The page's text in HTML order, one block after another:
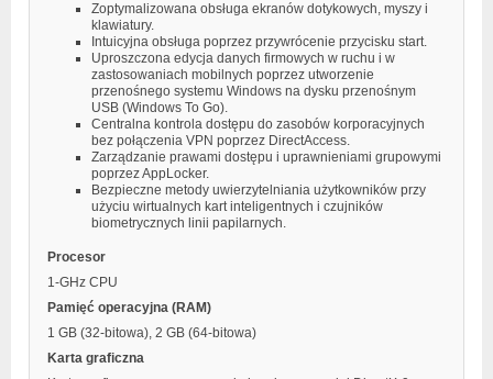
Zoptymalizowana obsługa ekranów dotykowych, myszy i
klawiatury.
Intuicyjna obsługa poprzez przywrócenie przycisku start.
Uproszczona edycja danych firmowych w ruchu i w
zastosowaniach mobilnych poprzez utworzenie
przenośnego systemu Windows na dysku przenośnym
USB (Windows To Go).
Centralna kontrola dostępu do zasobów korporacyjnych
bez połączenia VPN poprzez DirectAccess.
Zarządzanie prawami dostępu i uprawnieniami grupowymi
poprzez AppLocker.
Bezpieczne metody uwierzytelniania użytkowników przy
użyciu wirtualnych kart inteligentnych i czujników
biometrycznych linii papilarnych.
Procesor
1-GHz CPU
Pamięć operacyjna (RAM)
1 GB (32-bitowa), 2 GB (64-bitowa)
Karta graficzna